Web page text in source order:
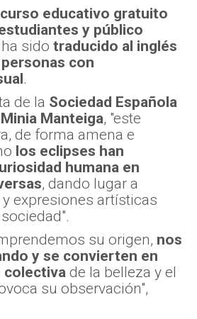
educativo gratuito
y público
sido traducido al inglés
personas con
.
de la Sociedad Española
Minia Manteiga, "este
de forma amena e
los eclipses han
humana en
, dando lugar a
expresiones artísticas
su origen, nos
y se convierten en
colectiva de la belleza y el
su observación",